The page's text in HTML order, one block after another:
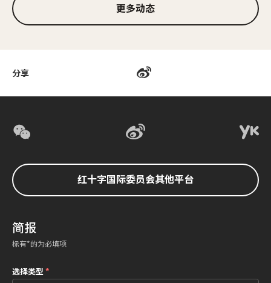
分享
更多动态
红十字国际委员会其他平台
简报
标有*的为必填项
选择类型 *